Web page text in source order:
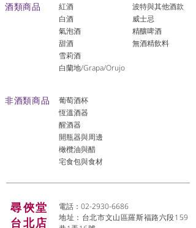
酒類商品
紅酒
白酒
氣泡酒
​甜酒
雪莉酒
白蘭地/Grapa/Orujo
波特與其他酒款
威士忌
精釀啤酒
​無酒精飲料
非酒類商品
葡萄酒杯
恆溫酒器
醒酒器
開瓶器與周邊
橄欖油與醋
宅食包與食材
尋俠堂
台北店
電話：02-2930-6686
地址：台北市文山區羅斯福路六段159